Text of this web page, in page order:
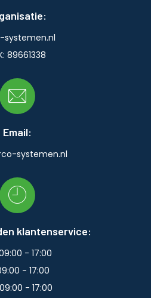
systemen.nl
89661338
Email:
systemen.nl
klantenservice:
- 17:00
- 17:00
09:00 - 17:00